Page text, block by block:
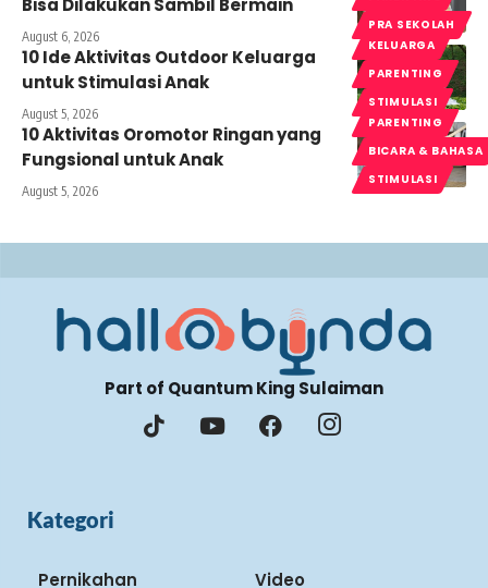
PRA SEKOLAH
August 6, 2026
KELUARGA
PARENTING
STIMULASI
10 Ide Aktivitas Outdoor Keluarga
untuk Stimulasi Anak
August 5, 2026
PARENTING
BICARA & BAHASA
STIMULASI
10 Aktivitas Oromotor Ringan yang
Fungsional untuk Anak
August 5, 2026
Part of Quantum King Sulaiman
Kategori
Pernikahan
Video